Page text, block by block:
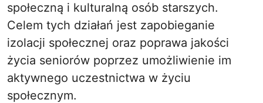
społeczną i kulturalną osób starszych.
Celem tych działań jest zapobieganie
izolacji społecznej oraz poprawa jakości
życia seniorów poprzez umożliwienie im
aktywnego uczestnictwa w życiu
społecznym.